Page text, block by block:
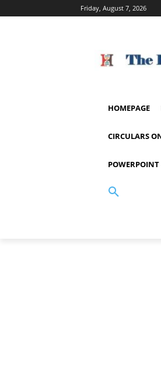
Friday, August 7, 2026
HOMEPAGE
CIRCULARS